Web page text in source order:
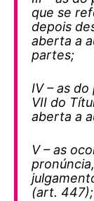
que se
depois
aberta a
partes;
IV – as
VII do
aberta a
V – as
(art. 447);